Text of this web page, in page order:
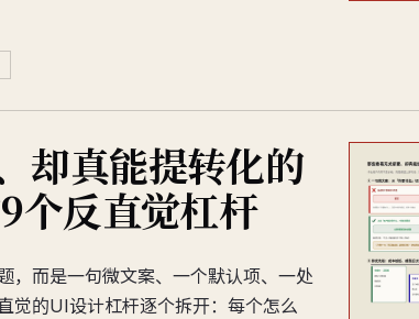
却真能提转化的
个反直觉杠杆
，而是一句微文案、一个默认项、一处
觉的UI设计杠杆逐个拆开：每个怎么